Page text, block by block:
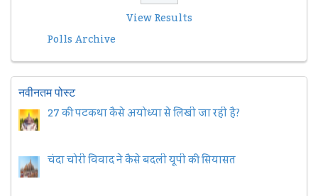
View Results
Polls Archive
नवीनतम पोस्ट
27 की पटकथा कैसे अयोध्या से लिखी जा रही है?
चंदा चोरी विवाद ने कैसे बदली यूपी की सियासत